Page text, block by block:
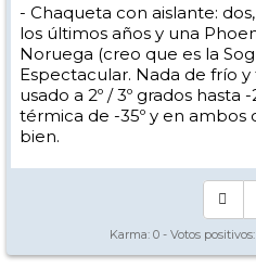
- Chaqueta con aislante:
los últimos años y una
Noruega (creo que es la
Espectacular. Nada de frío
usado a 2º / 3º grados hasta
térmica de -35º y en ambos
bien.
Karma: 0 - Votos positivos: